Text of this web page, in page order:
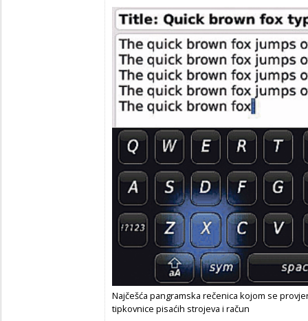
Najčešća pangramska rečenica kojom se
tipkovnice pisaćih strojeva i račun